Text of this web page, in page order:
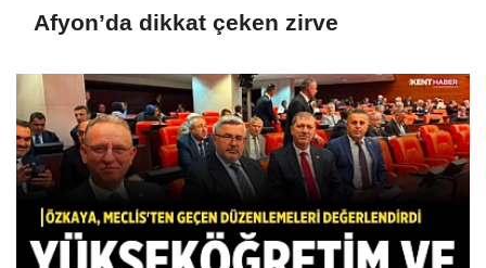
Afyon’da dikkat çeken zirve